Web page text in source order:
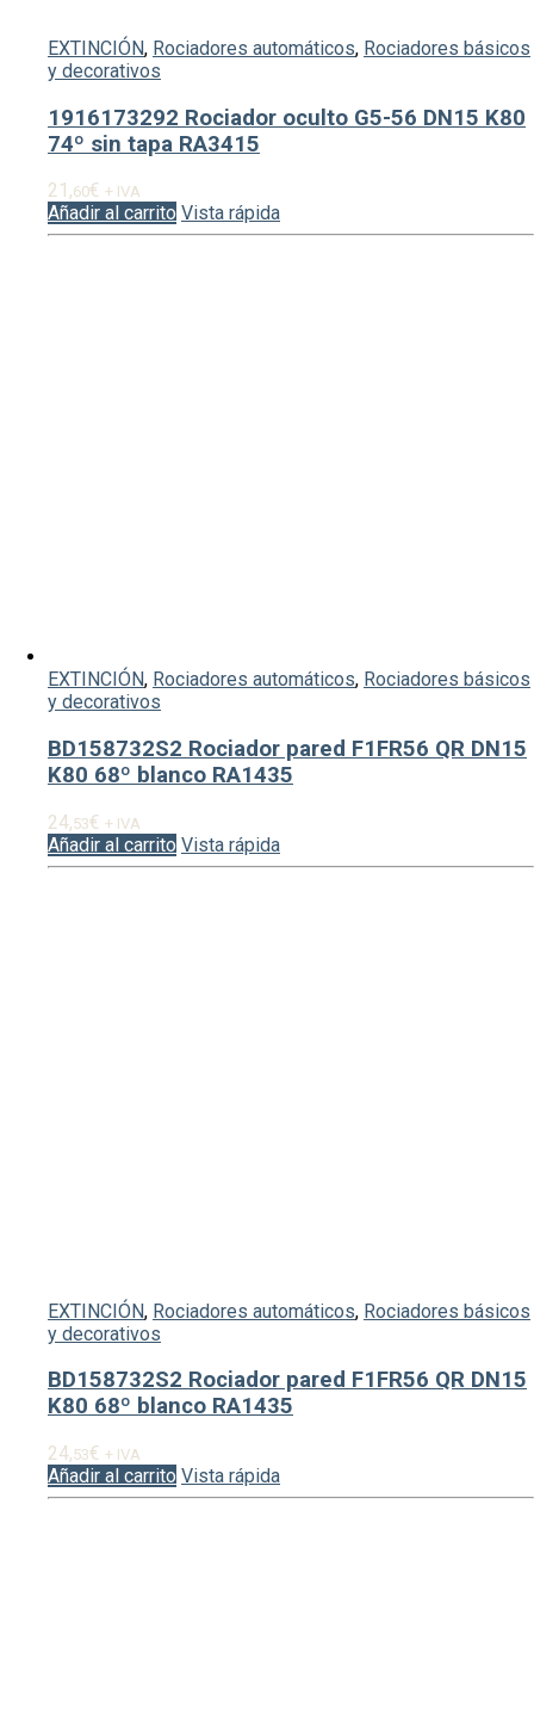
EXTINCIÓN, Rociadores automáticos, Rociadores básicos
y decorativos
1916173292 Rociador oculto G5-56 DN15 K80
74º sin tapa RA3415
21,60€ + IVA
Añadir al carrito Vista rápida
EXTINCIÓN, Rociadores automáticos, Rociadores básicos
y decorativos
BD158732S2 Rociador pared F1FR56 QR DN15
K80 68º blanco RA1435
24,53€ + IVA
Añadir al carrito Vista rápida
EXTINCIÓN, Rociadores automáticos, Rociadores básicos
y decorativos
BD158732S2 Rociador pared F1FR56 QR DN15
K80 68º blanco RA1435
24,53€ + IVA
Añadir al carrito Vista rápida